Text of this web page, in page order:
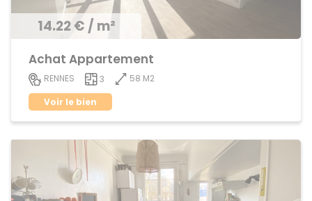
14.22 € / m²
Achat Appartement
RENNES 3
58 M2
Voir le bien